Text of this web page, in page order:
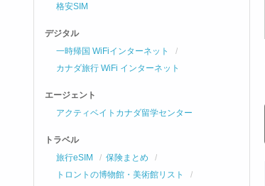
格安SIM
デジタル
一時帰国 WiFiインターネット
カナダ旅行 WiFi インターネット
エージェント
アクティベイトカナダ留学センター
トラベル
旅行eSIM
保険まとめ
トロントの博物館・美術館リスト